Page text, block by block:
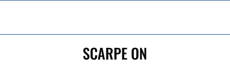
content
SCARPE ON